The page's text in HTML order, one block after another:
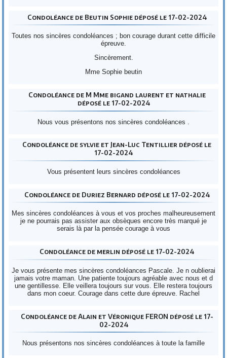
Condoléance de Beutin Sophie déposé le 17-02-2024
Toutes nos sincères condoléances ; bon courage durant cette difficile
épreuve.
Sincèrement.
Mme Sophie beutin
Condoléance de M Mme bigand laurent et nathalie
déposé le 17-02-2024
Nous vous présentons nos sincères condoléances .
Condoléance de sylvie et Jean-Luc Tentillier déposé le
17-02-2024
Vous présentent leurs sincères condoléances
Condoléance de Duriez Bernard déposé le 17-02-2024
Mes sincères condoléances à vous et vos proches malheureusement
je ne pourrais pas assister aux obsèques encore très marqué je
serais là par la pensée courage à vous
Condoléance de merlin déposé le 17-02-2024
Je vous présente mes sincères condoléances Pascale. Je n oublierai
jamais votre maman. Une patiente toujours agréable avec nous et d
une gentillesse. Elle veillera toujours sur vous. Elle restera toujours
dans mon coeur. Courage dans cette dure épreuve. Rachel
Condoléance de Alain et Véronique FERON déposé le 17-
02-2024
Nous présentons nos sincères condoléances à toute la famille